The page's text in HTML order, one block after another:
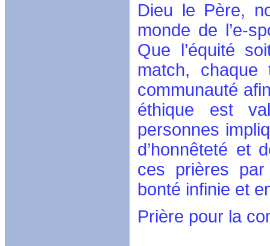
Dieu le Père,
monde de l’e-
Que l’équité
match, chaque
communauté
éthique est
personnes
d’honnêteté et
ces prières
bonté infinie et
Prière pour la